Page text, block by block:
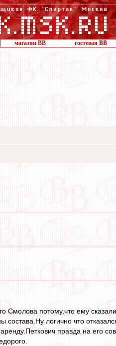
магазин ВВ гостевая ВВ
Смолова потому,что ему
логично что
правда на его